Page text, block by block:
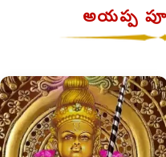
అయప్ప